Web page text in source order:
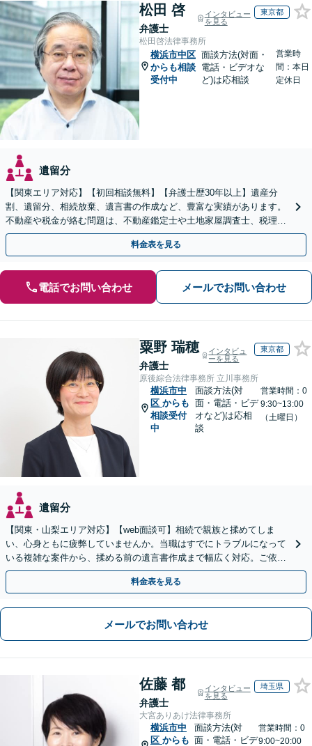
松田 啓
弁護士
インタビュー
を見る
東京都
松田啓法律事務所
横浜市中区
からも相談
受付中
面談方法(対面・
電話・ビデオな
ど)は応相談
営業時
間：本日
定休日
遺留分
【関東エリア対応】【初回相談無料】【弁護士歴30年以上】遺産分
割、遺留分、相続放棄、遺言書の作成など、豊富な実績があります。
不動産や税金が絡む問題は、不動産鑑定士や土地家屋調査士、税理士
と提携【事前予約で、休日・夜間面談可】【WEB面談可】
料金表を見る
電話でお問い合わせ メールでお問い合わせ
粟野 瑞穂
弁護士
インタビュ
ーを見る
東京都
原後綜合法律事務所 立川事務所
横浜市中
区 からも
相談受付
中
面談方法(対
面・電話・ビデ
オなど)は応相
談
営業時間：0
9:30~13:00
（土曜日）
遺留分
【関東・山梨エリア対応】【web面談可】相続で親族と揉めてしま
い、心身ともに疲弊していませんか。当職はすでにトラブルになって
いる複雑な案件から、揉める前の遺言書作成まで幅広く対応。ご依頼
者様の心に最後まで寄り添います。【休日面談可】
料金表を見る
メールでお問い合わせ
佐藤 都
弁護士
インタビュー
を見る
埼玉県
大宮ありあけ法律事務所
横浜市中
区 からも
面談方法(対
面・電話・ビデ
営業時間：0
9:00~20:00